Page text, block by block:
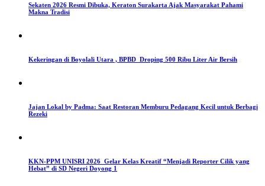
Sekaten 2026 Resmi Dibuka, Keraton Surakarta Ajak Masyarakat Pahami
Makna Tradisi
Kekeringan di Boyolali Utara , BPBD Droping 500 Ribu Liter Air Bersih
Jajan Lokal by Padma: Saat Restoran Memburu Pedagang Kecil untuk Berbagi
Rezeki
KKN-PPM UNISRI 2026 Gelar Kelas Kreatif “Menjadi Reporter Cilik yang
Hebat” di SD Negeri Doyong 1